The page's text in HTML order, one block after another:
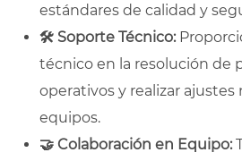
estándares de calidad y
🛠 Soporte Técnico:
técnico en la resolución de
operativos y realizar ajustes
equipos.
🤝 Colaboración en Equipo: